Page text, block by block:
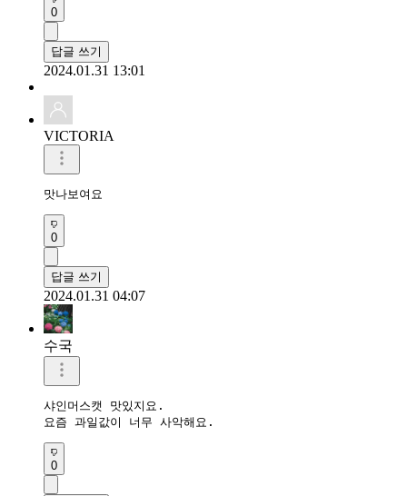
0
답글 쓰기
2024.01.31 13:01
VICTORIA
맛나보여요
0
답글 쓰기
2024.01.31 04:07
수국
샤인머스캣 맛있지요.
요즘 과일값이 너무 사악해요.
0